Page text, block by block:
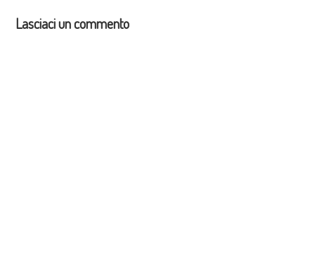
Lasciaci un commento